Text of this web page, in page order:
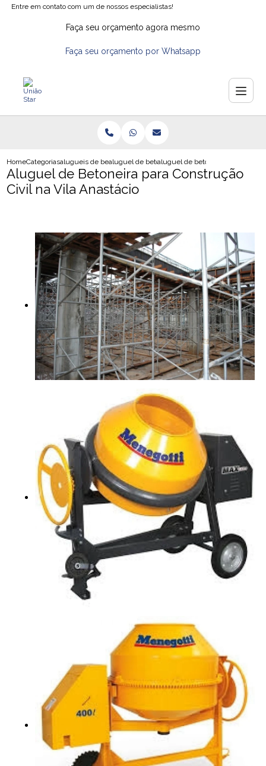
Entre em contato com um de nossos especialistas!
Faça seu orçamento agora mesmo
Faça seu orçamento por Whatsapp
HomeCategoriasalugueis de betoneirasaluguel de betoneira no abcaluguel de betoneira para
Aluguel de Betoneira para Construção
Civil na Vila Anastácio